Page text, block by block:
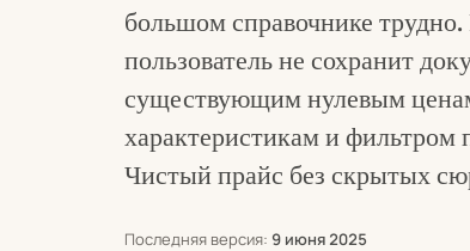
большом справочнике
пользователь не сохранит
существующим нулевым
характеристикам и фильтром
Чистый прайс без скрытых
Последняя версия: 9 июня 2025